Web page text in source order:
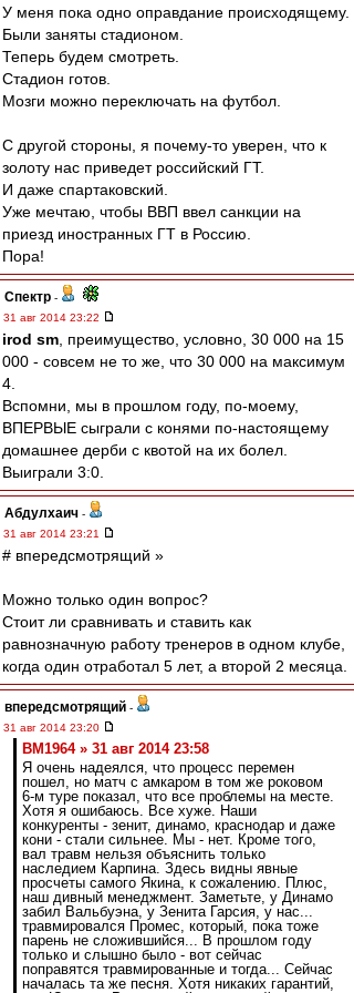
У меня пока одно оправдание происходящему.
Были заняты стадионом.
Теперь будем смотреть.
Стадион готов.
Мозги можно переключать на футбол.
С другой стороны, я почему-то уверен, что к
золоту нас приведет российский ГТ.
И даже спартаковский.
Уже мечтаю, чтобы ВВП ввел санкции на
приезд иностранных ГТ в Россию.
Пора!
Спектр -
31 авг 2014 23:22
irod sm , преимущество, условно, 30 000 на 15
000 - совсем не то же, что 30 000 на максимум
4.
Вспомни, мы в прошлом году, по-моему,
ВПЕРВЫЕ сыграли с конями по-настоящему
домашнее дерби с квотой на их болел.
Выиграли 3:0.
Абдулхаич -
31 авг 2014 23:21
# впередсмотрящий »
Можно только один вопрос?
Стоит ли сравнивать и ставить как
равнозначную работу тренеров в одном клубе,
когда один отработал 5 лет, а второй 2 месяца.
впередсмотрящий -
31 авг 2014 23:20
BM1964 » 31 авг 2014 23:58
Я очень надеялся, что процесс перемен
пошел, но матч с амкаром в том же роковом
6-м туре показал, что все проблемы на месте.
Хотя я ошибаюсь. Все хуже. Наши
конкуренты - зенит, динамо, краснодар и даже
кони - стали сильнее. Мы - нет. Кроме того,
вал травм нельзя объяснить только
наследием Карпина. Здесь видны явные
просчеты самого Якина, к сожалению. Плюс,
наш дивный менеджмент. Заметьте, у Динамо
забил Вальбуэна, у Зенита Гарсия, у нас...
травмировался Промес, который, пока тоже
парень не сложившийся... В прошлом году
только и слышно было - вот сейчас
поправятся травмированные и тогда... Сейчас
началась та же песня. Хотя никаких гарантий,